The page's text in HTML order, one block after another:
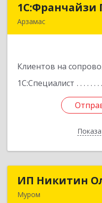
1С:Франчайзи
Арзамас
Клиентов на
1С:Специалист
ИП Никитин
Муром
ИП